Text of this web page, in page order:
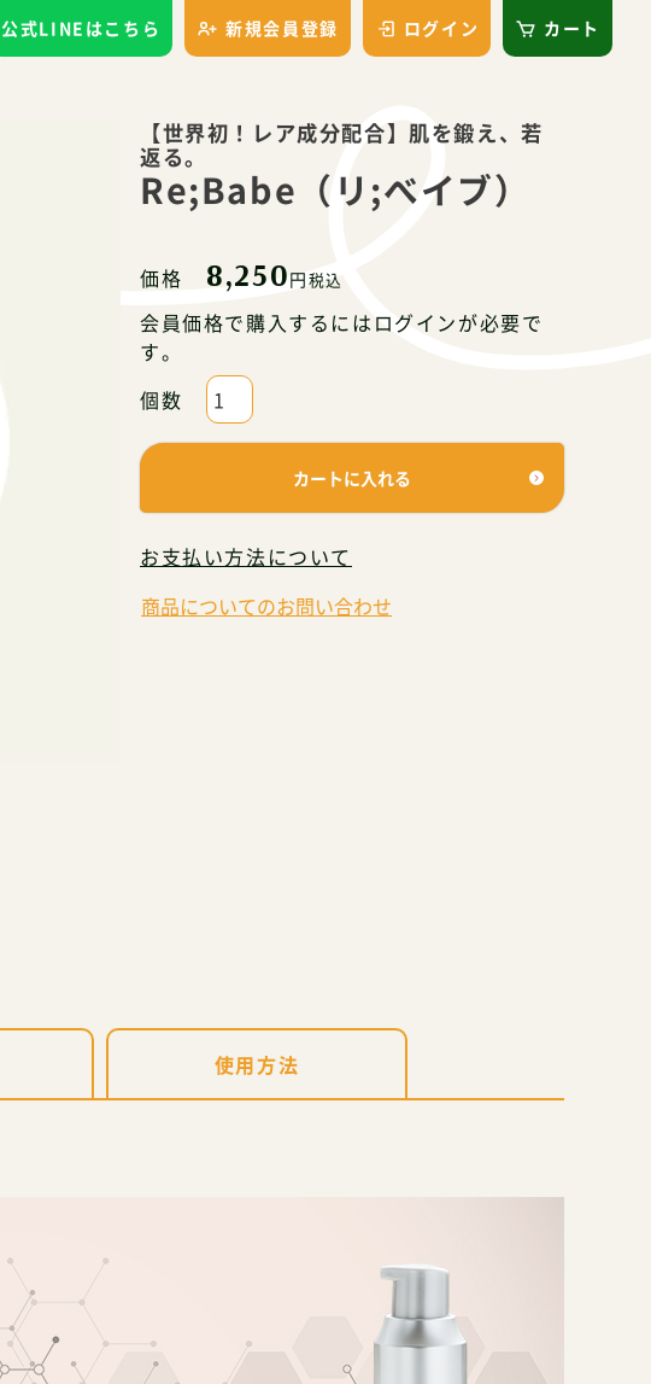
公式LINEはこちら 新規会員登録 ログイン カート
【世界初！レア成分配合】肌を鍛え、若
返る。
Re;Babe（リ;べイブ）
価格 8,250 税込
会員価格で購入するにはログインが必要で
す。
カートに入れる
お支払い方法について
商品についてのお問い合わせ
使用方法